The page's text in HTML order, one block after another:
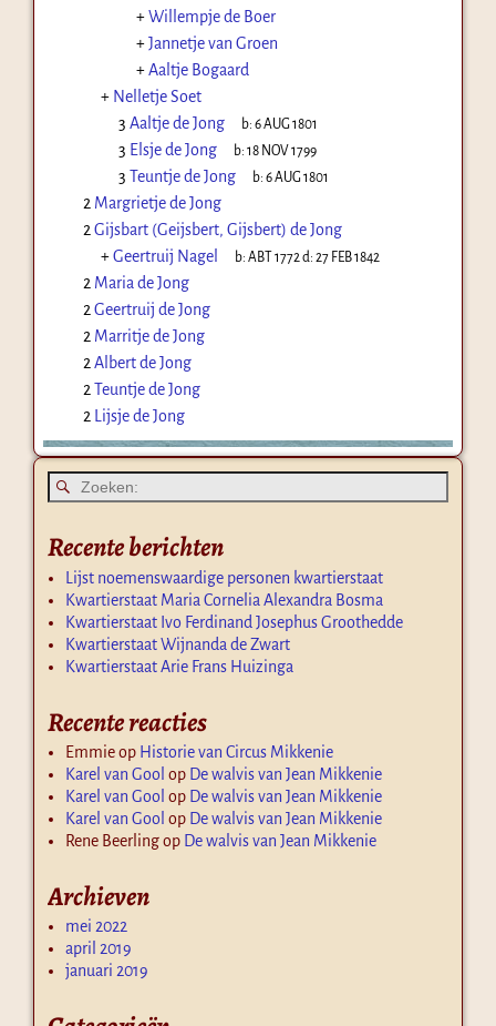
+Willempje de Boer
+Jannetje van Groen
+Aaltje Bogaard
+ Nelletje Soet
3 Aaltje de Jong b:6 AUG 1801
3 Elsje de Jong b:18 NOV 1799
3 Teuntje de Jong b:6 AUG 1801
2 Margrietje de Jong
2 Gijsbart (Geijsbert, Gijsbert) de Jong
+Geertruij Nagel b:ABT 1772 d:27 FEB 1842
2 Maria de Jong
2 Geertruij de Jong
2 Marritje de Jong
2 Albert de Jong
2 Teuntje de Jong
2 Lijsje de Jong
Recente berichten
Lijst noemenswaardige personen kwartierstaat
Kwartierstaat Maria Cornelia Alexandra Bosma
Kwartierstaat Ivo Ferdinand Josephus Groothedde
Kwartierstaat Wijnanda de Zwart
Kwartierstaat Arie Frans Huizinga
Recente reacties
Emmieop Historie van Circus Mikkenie
Karel van Gool op De walvis van Jean Mikkenie
Karel van Gool op De walvis van Jean Mikkenie
Karel van Gool op De walvis van Jean Mikkenie
Rene Beerlingop De walvis van Jean Mikkenie
Archieven
mei 2022
april 2019
januari 2019